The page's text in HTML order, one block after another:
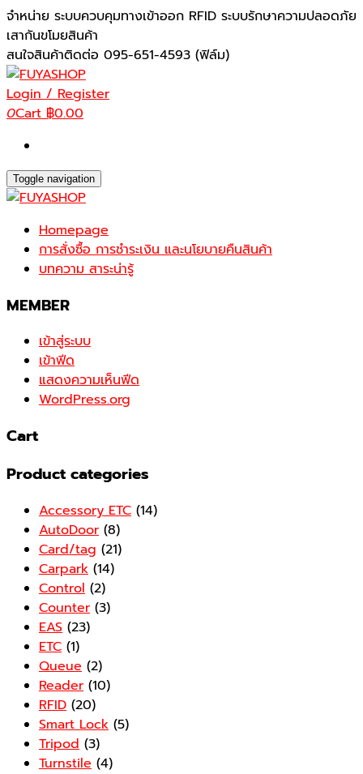
Skip
to
the
content
จำหน่าย ระบบควบคุมทางเข้าออก RFID ระบบรักษาความปลอดภัย
เสากันขโมยสินค้า
สนใจสินค้าติดต่อ 095-651-4593 (ฟิล์ม)
Login / Register
0Cart฿0.00
Toggle navigation
Homepage
การสั่งซื้อ การชำระเงิน และนโยบายคืนสินค้า
บทความ สาระน่ารู้
MEMBER
เข้าสู่ระบบ
เข้าฟีด
แสดงความเห็นฟีด
WordPress.org
Cart
Product categories
Accessory ETC (14)
AutoDoor (8)
Card/tag (21)
Carpark (14)
Control (2)
Counter (3)
EAS (23)
ETC (1)
Queue (2)
Reader (10)
RFID (20)
Smart Lock (5)
Tripod (3)
Turnstile (4)